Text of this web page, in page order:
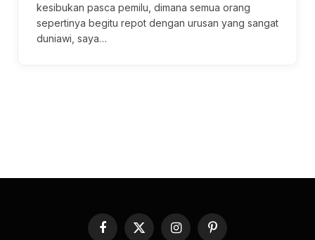
kesibukan pasca pemilu, dimana semua orang
sepertinya begitu repot dengan urusan yang sangat
duniawi, saya…
Facebook
X InstagramPinterest